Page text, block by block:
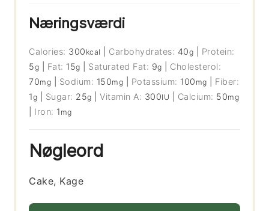
Næringsværdi
Calories: 300 kcal Carbohydrates: 40g
Protein:
5g Fat: 15g Saturated Fat: 9g
Cholesterol:
70mg Sodium: 150mg Potassium: 100 mg
Fiber:
1g Sugar: 25g |Vitamin A: 300IU Calcium: 50mg
Iron: 1 mg
Nøgleord
Cake, Kage